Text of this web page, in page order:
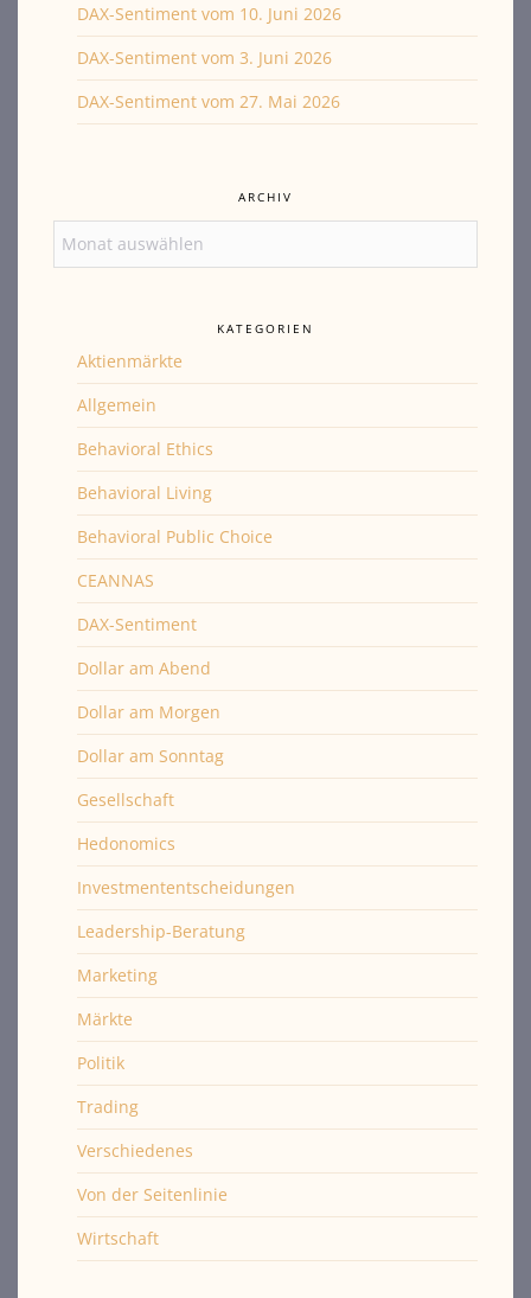
DAX-Sentiment vom 10. Juni 2026
DAX-Sentiment vom 3. Juni 2026
DAX-Sentiment vom 27. Mai 2026
ARCHIV
KATEGORIEN
Aktienmärkte
Allgemein
Behavioral Ethics
Behavioral Living
Behavioral Public Choice
CEANNAS
DAX-Sentiment
Dollar am Abend
Dollar am Morgen
Dollar am Sonntag
Gesellschaft
Hedonomics
Investmententscheidungen
Leadership-Beratung
Marketing
Märkte
Politik
Trading
Verschiedenes
Von der Seitenlinie
Wirtschaft